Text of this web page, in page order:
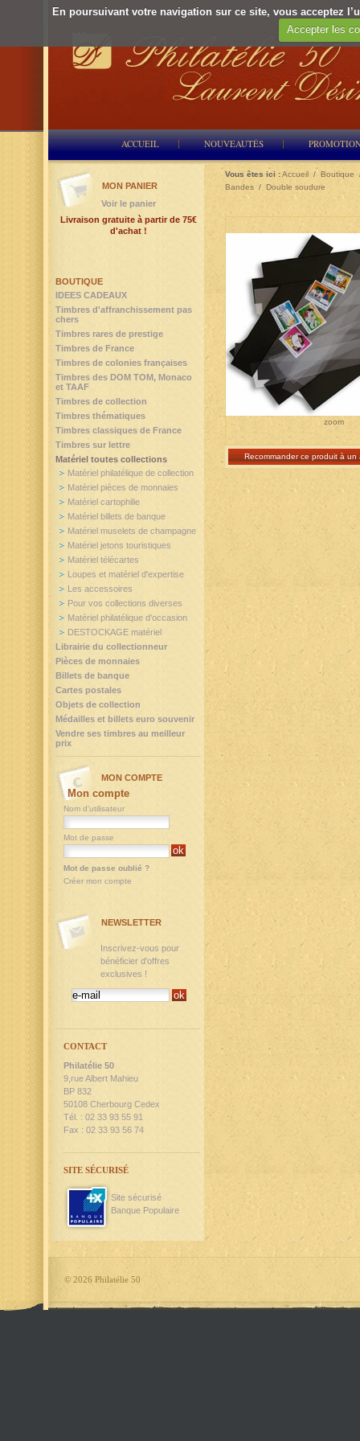
En poursuivant votre navigation sur ce site, vous acceptez
Accepter les
ACCUEIL NOUVEAUTÉS
Vous êtes ici :Accueil / Boutique
Bandes / Double soudure
zoom
Recommander ce produit à un
BOUTIQUE
IDEES CADEAUX
Timbres d'affranchissement pas
chers
Timbres rares de prestige
Timbres de France
Timbres de colonies françaises
Timbres des DOM TOM, Monaco
et TAAF
Timbres de collection
Timbres thématiques
Timbres classiques de France
Timbres sur lettre
Matériel toutes collections
Matériel philatélique de collection
Matériel pièces de monnaies
Matériel cartophilie
Matériel billets de banque
Matériel muselets de champagne
Matériel jetons touristiques
Matériel télécartes
Loupes et matériel d'expertise
Les accessoires
Pour vos collections diverses
Matériel philatélique d'occasion
DESTOCKAGE matériel
Librairie du collectionneur
Pièces de monnaies
Billets de banque
Cartes postales
Objets de collection
Médailles et billets euro souvenir
Vendre ses timbres au meilleur
prix
MON PANIER
Voir le panier
Livraison gratuite à partir de 75€
d'achat !
MON COMPTE
Mon compte
Nom d'utilisateur
Mot de passe
Mot de passe oublié ?
Créer mon compte
NEWSLETTER
Inscrivez-vous pour
bénéficier d'offres
exclusives !
CONTACT
Philatélie 50
9,rue Albert Mahieu
BP 832
50108 Cherbourg Cedex
Tél. : 02 33 93 55 91
Fax : 02 33 93 56 74
SITE SÉCURISÉ
Site sécurisé
Banque Populaire
© 2026 Philatélie 50